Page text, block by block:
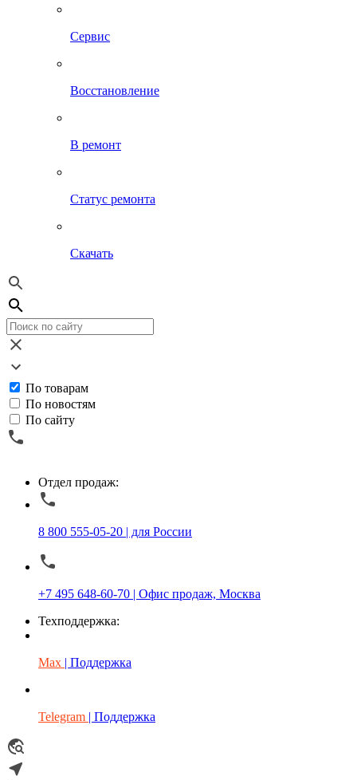
Сервис
Восстановление
В ремонт
Статус ремонта
Скачать
По товарам
По новостям
По сайту
Отдел продаж:
8 800 555-05-20 | для России
+7 495 648-60-70 | Офис продаж, Москва
Техподдержка:
Max | Поддержка
Telegram | Поддержка